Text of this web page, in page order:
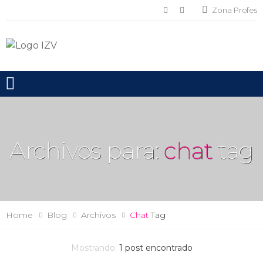
Zona Profes
Toggle mobile menu
Archivos para: chattag
Home Blog Archivos ChatTag
Mostrando: 1 post encontrado